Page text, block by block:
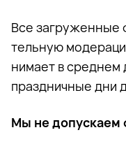
Все за­гру­жен­ные
тель­ную
ни­ма­ет в
празд­нич­ные дни
Мы не до­пус­ка­ем